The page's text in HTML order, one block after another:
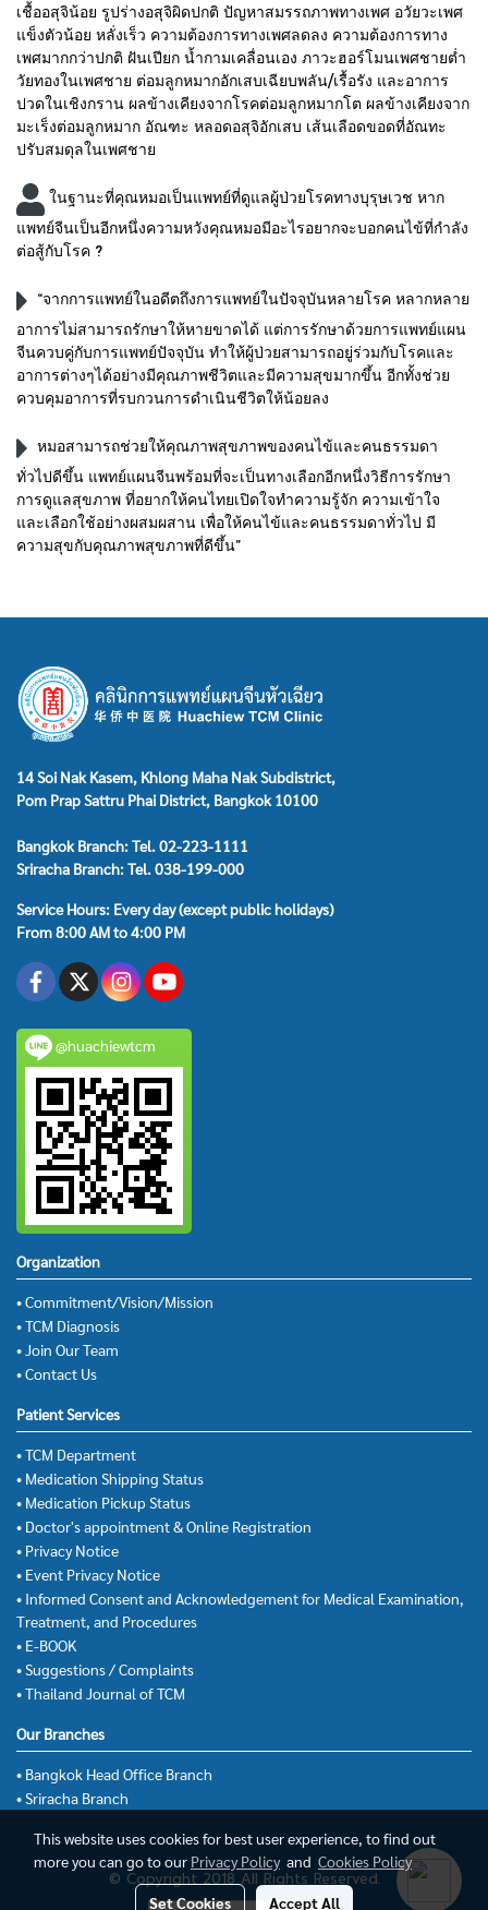
เชื้ออสุจิน้อย รูปร่างอสุจิผิดปกติ ปัญหาสมรรถภาพทางเพศ อวัยวะเพศ
แข็งตัวน้อย หลั่งเร็ว ความต้องการทางเพศลดลง ความต้องการทาง
เพศมากกว่าปกติ ฝันเปียก น้ำกามเคลื่อนเอง ภาวะฮอร์โมนเพศชายต่ำ
วัยทองในเพศชาย ต่อมลูกหมากอักเสบเฉียบพลัน/เรื้อรัง และอาการ
ปวดในเชิงกราน ผลข้างเคียงจากโรคต่อมลูกหมากโต ผลข้างเคียงจาก
มะเร็งต่อมลูกหมาก อัณฑะ หลอดอสุจิอักเสบ เส้นเลือดขอดที่อัณทะ
ปรับสมดุลในเพศชาย
ในฐานะที่คุณหมอเป็นแพทย์ที่ดูแลผู้ป่วยโรคทางบุรุษเวช หาก
แพทย์จีนเป็นอีกหนึ่งความหวังคุณหมอมีอะไรอยากจะบอกคนไข้ที่กำลัง
ต่อสู้กับโรค ?
“จากการแพทย์ในอดีตถึงการแพทย์ในปัจจุบันหลายโรค หลากหลาย
อาการไม่สามารถรักษาให้หายขาดได้ แต่การรักษาด้วยการแพทย์แผน
จีนควบคู่กับการแพทย์ปัจจุบัน ทำให้ผู้ป่วยสามารถอยู่ร่วมกับโรคและ
อาการต่างๆได้อย่างมีคุณภาพชีวิตและมีความสุขมากขึ้น อีกทั้งช่วย
ควบคุมอาการที่รบกวนการดำเนินชีวิตให้น้อยลง
หมอสามารถช่วยให้คุณภาพสุขภาพของคนไข้และคนธรรมดา
ทั่วไปดีขึ้น แพทย์แผนจีนพร้อมที่จะเป็นทางเลือกอีกหนึ่งวิธีการรักษา
การดูแลสุขภาพ ที่อยากให้คนไทยเปิดใจทำความรู้จัก ความเข้าใจ
และเลือกใช้อย่างผสมผสาน เพื่อให้คนไข้และคนธรรมดาทั่วไป มี
ความสุขกับคุณภาพสุขภาพที่ดีขึ้น”
14 Soi Nak Kasem, Khlong Maha Nak Subdistrict,
Pom Prap Sattru Phai District, Bangkok 10100
Bangkok Branch: Tel. 02-223-1111
Sriracha Branch: Tel. 038-199-000
Service Hours: Every day (except public holidays)
From 8:00 AM to 4:00 PM
@huachiewtcm
Organization
• Commitment/Vision/Mission
• TCM Diagnosis
• Join Our Team
• Contact Us
Patient Services
• TCM Department
• Medication Shipping Status
• Medication Pickup Status
• Doctor's appointment & Online Registration
• Privacy Notice
• Event Privacy Notice
• Informed Consent and Acknowledgement for Medical Examination,
Treatment, and Procedures
• E-BOOK
• Suggestions / Complaints
• Thailand Journal of TCM
Our Branches
• Bangkok Head Office Branch
• Sriracha Branch
© Copyright 2018 All Rights Reserved.
This website uses cookies for best user experience, to find out
more you can go to our Privacy Policyand Cookies Policy
Set Cookies Accept All